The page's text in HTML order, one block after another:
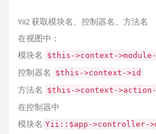
Yii2 获取模块名、控制器名、方法名
在视图中：
模块名
$this->context-
控制器名 $this->context->id
方法名 $this->context-
在控制器中
模块名 Yii::$app->controller-